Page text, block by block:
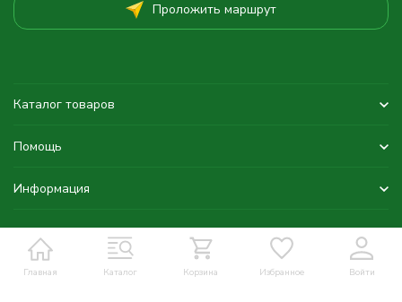
Главная Каталог Корзина Избранное Войти
Проложить маршрут
Каталог товаров
Помощь
Информация